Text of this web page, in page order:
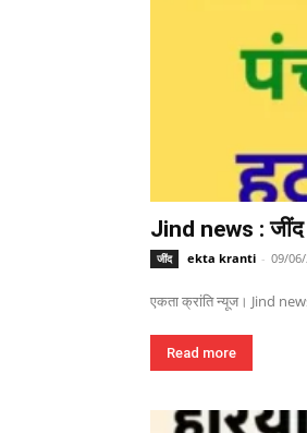
Jind news : जींद
जींद ekta kranti - 09/
एकता क्रांति न्यूज। Jind news
Read more